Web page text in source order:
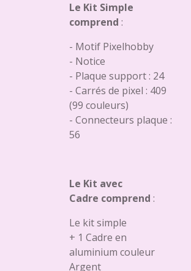
Le Kit Simple
comprend :
- Motif Pixelhobby
- Notice
- Plaque support : 24
- Carrés de pixel : 409
(99 couleurs)
- Connecteurs plaque :
56
Le Kit avec
Cadre comprend :
Le kit simple
+ 1 Cadre en
aluminium couleur
Argent